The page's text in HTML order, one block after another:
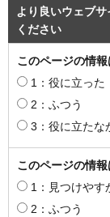
より良いウェブ
ください
このページの情
1：役に立った
2：ふつう
3：役に立たな
このページの情
1：見つけやす
2：ふつう